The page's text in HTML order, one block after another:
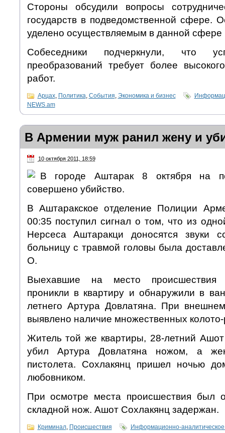
Стороны обсудили вопросы
государств в подведомственной сфере.
уделено осуществляемым в данной
Собеседники подчеркнули, что
преобразований требует более
работ.
Арцах, Политика, События, Экономика и бизнес
NEWS.am
В Армении муж ранил жену и
10 октября 2011, 18:59
В городе Аштарак 8 октября на
совершено убийство.
В Аштаракское отделение Полиции
00:35 поступил сигнал о том, что из
Нерсеса Аштаракци доносятся звуки
больницу с травмой головы была
О.
Выехавшие на место происшествия
проникли в квартиру и обнаружили в
летнего Артура Довлатяна. При
выявлено наличие множественных
Житель той же квартиры, 28-летний
убил Артура Довлатяна ножом, а
пистолета. Сохлакянц пришел ночью
любовником.
При осмотре места происшествия был
складной нож. Ашот Сохлакянц задержан.
Криминал, Происшествия Информационно-аналитическое